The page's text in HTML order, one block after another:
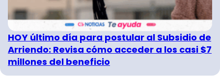
HOY último día para postular al Subsidio de
Arriendo: Revisa cómo acceder a los casi $7
millones del beneficio